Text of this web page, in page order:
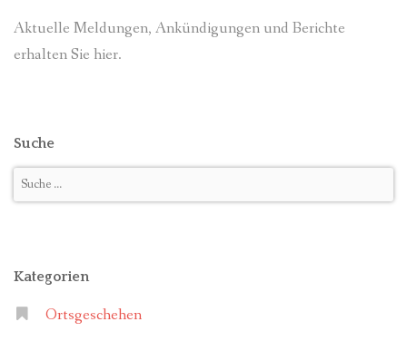
Aktuelle Meldungen, Ankündigungen und Berichte
erhalten Sie hier.
Suche
Kategorien
Ortsgeschehen